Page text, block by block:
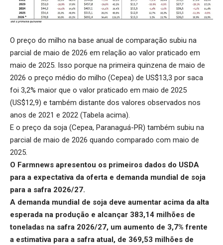
O preço do milho na base anual de comparação subiu na
parcial de maio de 2026 em relação ao valor praticado em
maio de 2025. Isso porque na primeira quinzena de maio de
2026 o preço médio do milho (Cepea) de US$13,3 por saca
foi 3,2% maior que o valor praticado em maio de 2025
(US$12,9) e também distante dos valores observados nos
anos de 2021 e 2022 (Tabela acima).
E o preço da soja (Cepea, Paranaguá-PR) também subiu na
parcial de maio de 2026 quando comparado com maio de
2025.
O Farmnews apresentou os primeiros dados do USDA
para a expectativa da oferta e demanda mundial de soja
para a safra 2026/27.
A demanda mundial de soja deve aumentar acima da alta
esperada na produção e alcançar 383,14 milhões de
toneladas na safra 2026/27, um aumento de 3,7% frente
a estimativa para a safra atual, de 369,53 milhões de